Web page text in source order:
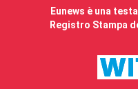
Eunews è una
Registro Stampa